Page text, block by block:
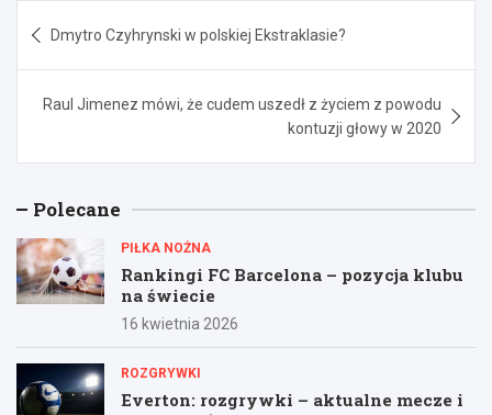
wpisu
Dmytro Czyhrynski w polskiej Ekstraklasie?
Raul Jimenez mówi, że cudem uszedł z życiem z powodu
kontuzji głowy w 2020
Polecane
PIŁKA NOŻNA
Rankingi FC Barcelona – pozycja klubu
na świecie
16 kwietnia 2026
ROZGRYWKI
Everton: rozgrywki – aktualne mecze i